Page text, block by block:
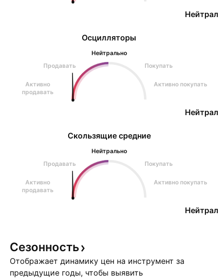
Осцилляторы
Нейтрально
Продавать
Покупать
Активно
продавать
Активно покупать
Скользящие средние
Нейтрально
Продавать
Покупать
Активно
продавать
Активно покупать
Сезонность
Отображает динамику цен на инструмент за
предыдущие годы, чтобы выявить